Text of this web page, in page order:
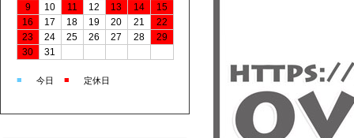
9
10 11 12 13 14
15
16
17 18 19 20 21
22
23
24 25 26 27 28
29
30
31
■ 今日 ■ 定休日